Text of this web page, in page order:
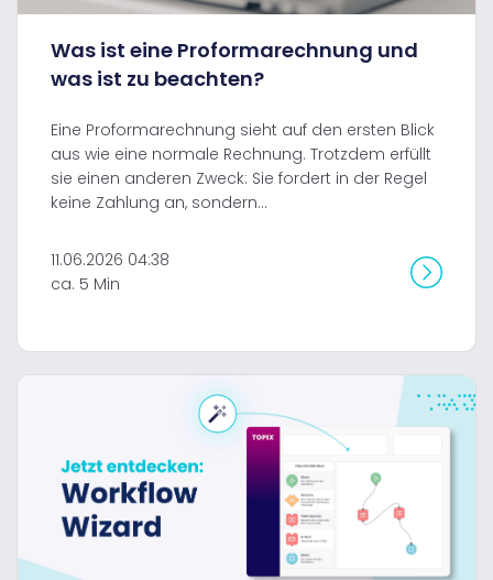
Was ist eine Proformarechnung und
was ist zu beachten?
Eine Proformarechnung sieht auf den ersten Blick
aus wie eine normale Rechnung. Trotzdem erfüllt
sie einen anderen Zweck: Sie fordert in der Regel
keine Zahlung an, sondern...
11.06.2026 04:38
ca. 5 Min